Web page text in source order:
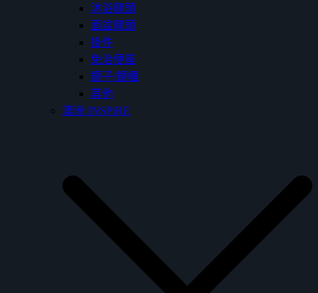
沐浴龍頭
面盆龍頭
掛件
免治便座
鏡子/鏡櫃
其他
澳洲 INSPiRE